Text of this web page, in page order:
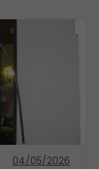
04/05/2026